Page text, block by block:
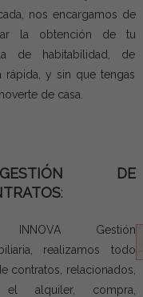
nos encargamos de
la obtención de tu
de habitabilidad, de
rápida, y sin que tengas
de casa.
GESTIÓN DE
:
Gestión
realizamos todo
contratos, relacionados,
alquiler, compra,